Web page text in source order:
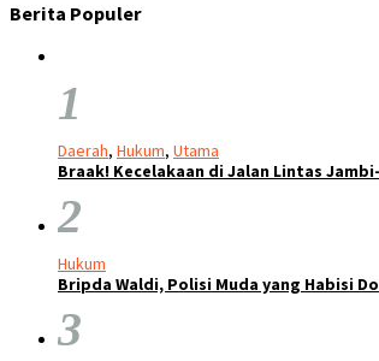
Berita Populer
1
Daerah, Hukum, Utama
Braak! Kecelakaan di Jalan Lintas
2
Hukum
Bripda Waldi, Polisi Muda yang Habisi
3